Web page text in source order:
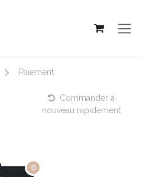
Paiement
Commander à
nouveau rapidement